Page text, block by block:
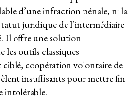
d’une infraction pénale, ni la
juridique de l’intermédiaire
Il offre une solution
les outils classiques
coopération volontaire de
insuffisants pour mettre fin
intolérable.